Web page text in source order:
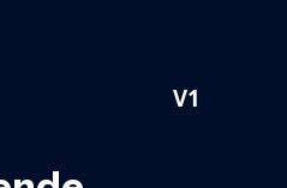
V1